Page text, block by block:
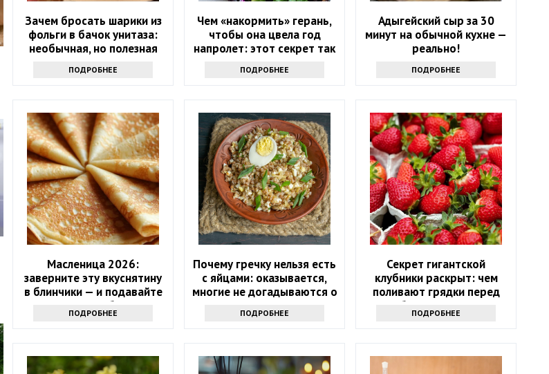
Зачем бросать шарики из
фольги в бачок унитаза:
необычная, но полезная
ПОДРОБНЕЕ
Чем «накормить» герань,
чтобы она цвела год
напролет: этот секрет так
ПОДРОБНЕЕ
Адыгейский сыр за 30
минут на обычной кухне —
реально!
ПОДРОБНЕЕ
Масленица 2026:
заверните эту вкуснятину
в блинчики — и подавайте
как главное блюдо
ПОДРОБНЕЕ
Почему гречку нельзя есть
с яйцами: оказывается,
многие не догадываются о
ПОДРОБНЕЕ
Секрет гигантской
клубники раскрыт: чем
поливают грядки перед
сбором урожая
ПОДРОБНЕЕ